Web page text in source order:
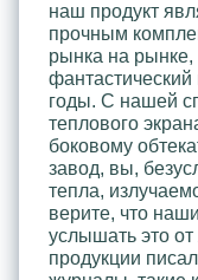
наш продукт
прочным
рынка на рынке,
фантастический
годы. С нашей
теплового
боковому
завод, вы,
тепла,
верите, что
услышать это
продукции